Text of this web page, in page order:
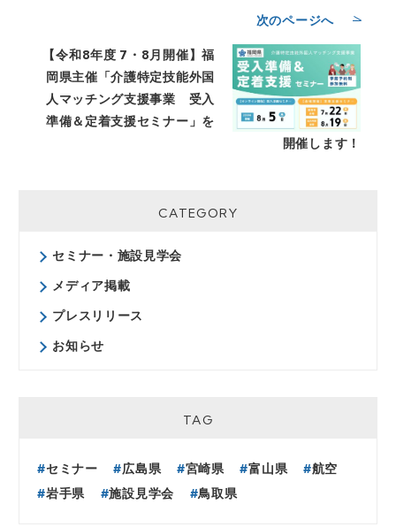
次のページへ
【令和8年度 7・8月開催】福
岡県主催「介護特定技能外国
人マッチング支援事業 受入
準備＆定着支援セミナー」を
開催します！
CATEGORY
セミナー・施設見学会
メディア掲載
プレスリリース
お知らせ
TAG
セミナー 広島県 宮崎県 富山県
航空
岩手県
施設見学会 鳥取県